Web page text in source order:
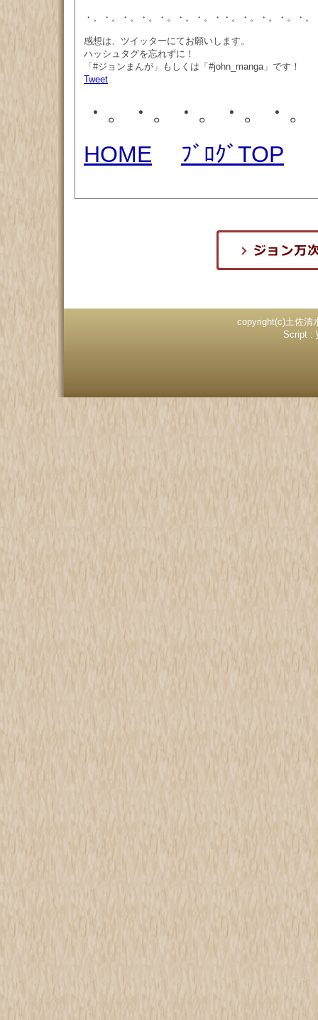
・。・。・。・。・。・。・。・・。・。・。・。・
感想は、ツイッターにてお願いします。
ハッシュタグを忘れずに！
「#ジョンまんが」もしくは「#john_manga」です！
Tweet
・。・。・。・。・
HOME
ﾌﾞﾛｸﾞTOP
copyright(c)土佐清
Script :